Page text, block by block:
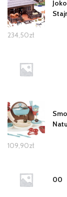
234,50zł
109,90zł
00